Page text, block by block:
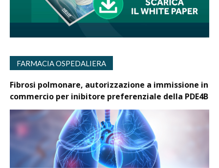
FARMACIA OSPEDALIERA
Fibrosi polmonare, autorizzazione a immissione in
commercio per inibitore preferenziale della PDE4B